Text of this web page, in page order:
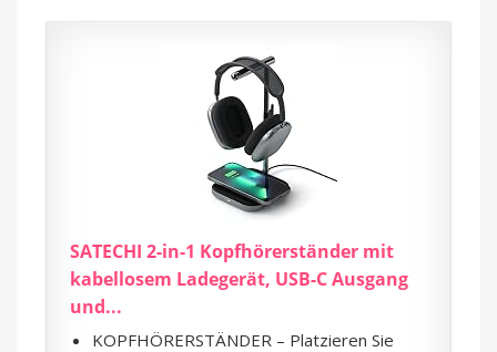
SATECHI 2-in-1 Kopfhörerständer mit
kabellosem Ladegerät, USB-C Ausgang
und...
KOPFHÖRERSTÄNDER – Platzieren Sie